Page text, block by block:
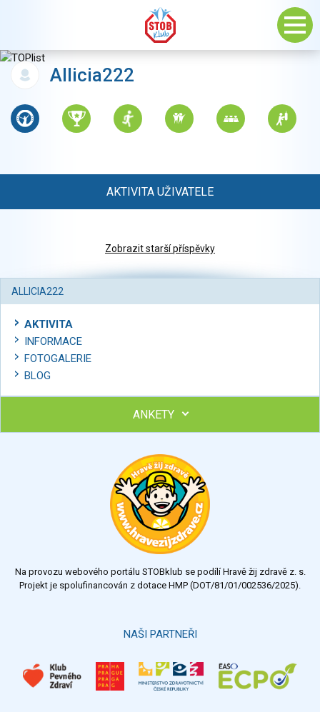
Allicia222
AKTIVITA UŽIVATELE
Zobrazit starší příspěvky
ALLICIA222
AKTIVITA
INFORMACE
FOTOGALERIE
BLOG
ANKETY
Výsledky Všechny ankety
Na provozu webového portálu STOBklub se podílí Hravě žij zdravě z. s.
Projekt je spolufinancován z dotace HMP (DOT/81/01/002536/2025).
NAŠI PARTNEŘI